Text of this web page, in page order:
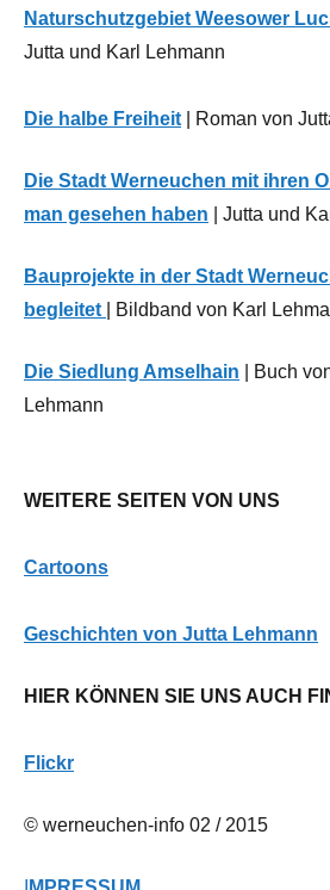
Neues
aus
Region
Naturschutzgebiet Weesower
Jutta und Karl Lehmann
Die halbe Freiheit | Roman von
Die Stadt Werneuchen mit ihren
man gesehen haben | Jutta und
Bauprojekte in der Stadt
begleitet
| Bildband von Karl
Die Siedlung Amselhain | Buch
Lehmann
WEITERE SEITEN VON UNS
Cartoons
Geschichten von Jutta Lehmann
HIER KÖNNEN SIE UNS AUCH
Flickr
© werneuchen-info 02 / 2015